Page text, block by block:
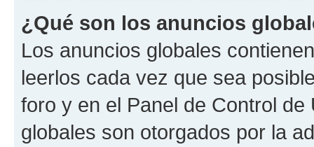
¿Qué son los anuncios
Los anuncios globales
leerlos cada vez que sea
foro y en el Panel de Control
globales son otorgados por la